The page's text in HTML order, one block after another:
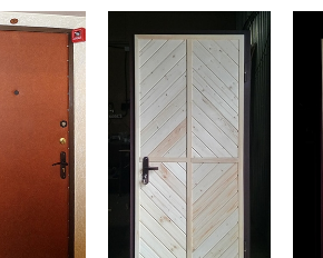
Коричневые двери